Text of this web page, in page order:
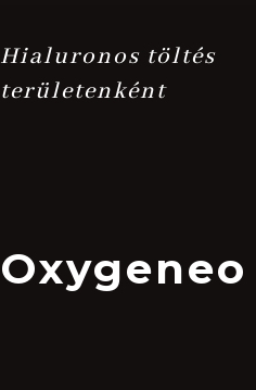
Hialuronos töltés
területenként